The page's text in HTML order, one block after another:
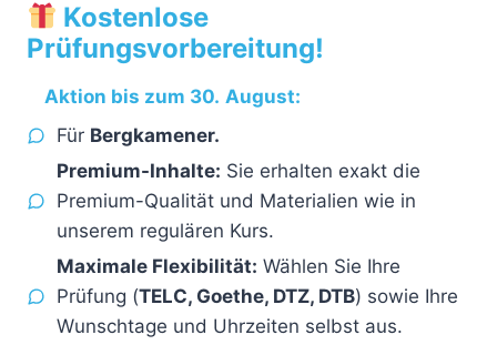
Kostenlose
Prüfungsvorbereitung!
Aktion bis zum 30. August:
Für Bergkamener.
Premium-Inhalte: Sie erhalten exakt die
Premium-Qualität und Materialien wie in
unserem regulären Kurs.
Maximale Flexibilität: Wählen Sie Ihre
Prüfung (TELC, Goethe, DTZ, DTB) sowie Ihre
Wunschtage und Uhrzeiten selbst aus.